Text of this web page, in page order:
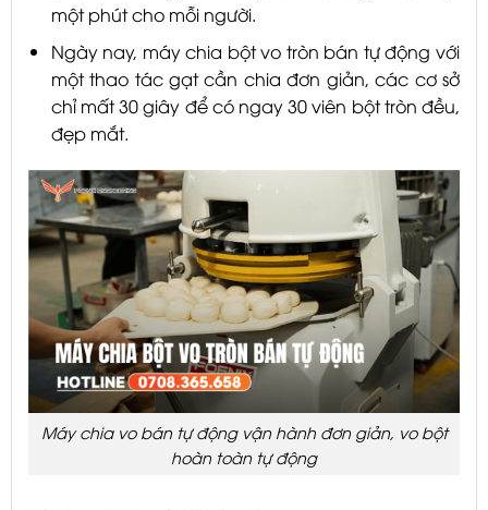
một phút cho mỗi người.
Ngày nay, máy chia bột vo tròn bán tự động với
một thao tác gạt cần chia đơn giản, các cơ sở
chỉ mất 30 giây để có ngay 30 viên bột tròn đều,
đẹp mắt.
Máy chia vo bán tự động vận hành đơn giản, vo bột
hoàn toàn tự động